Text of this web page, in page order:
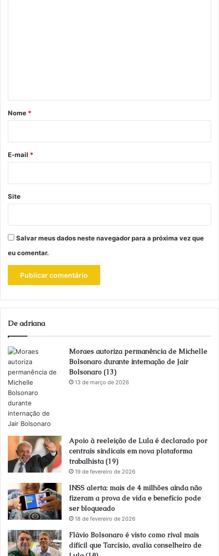
r
*
Nome *
E-mail *
Site
Salvar meus dados neste navegador para a próxima vez que
eu comentar.
De adriana
Moraes autoriza permanência de Michelle
Bolsonaro durante internação de Jair
Bolsonaro (13)
13 de março de 2026
Apoio à reeleição de Lula é declarado por
centrais sindicais em nova plataforma
trabalhista (19)
19 de fevereiro de 2026
INSS alerta: mais de 4 milhões ainda não
fizeram a prova de vida e benefício pode
ser bloqueado
18 de fevereiro de 2026
Flávio Bolsonaro é visto como rival mais
difícil que Tarcísio, avalia conselheiro de